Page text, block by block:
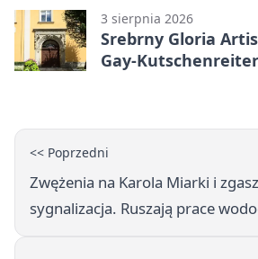
3 sierpnia 2026
Srebrny Gloria
Gay-
<< Poprzedni
Zwężenia na Karola Miarki i
sygnalizacja. Ruszają prace